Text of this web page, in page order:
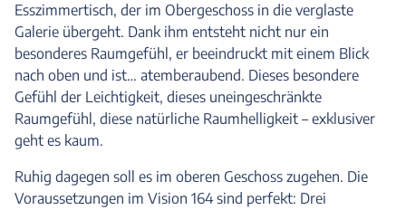
Esszimmertisch, der im Obergeschoss in die verglaste
Galerie übergeht. Dank ihm entsteht nicht nur ein
besonderes Raumgefühl, er beeindruckt mit einem Blick
nach oben und ist… atemberaubend. Dieses besondere
Gefühl der Leichtigkeit, dieses uneingeschränkte
Raumgefühl, diese natürliche Raumhelligkeit – exklusiver
geht es kaum.
Ruhig dagegen soll es im oberen Geschoss zugehen. Die
Voraussetzungen im Vision 164 sind perfekt: Drei